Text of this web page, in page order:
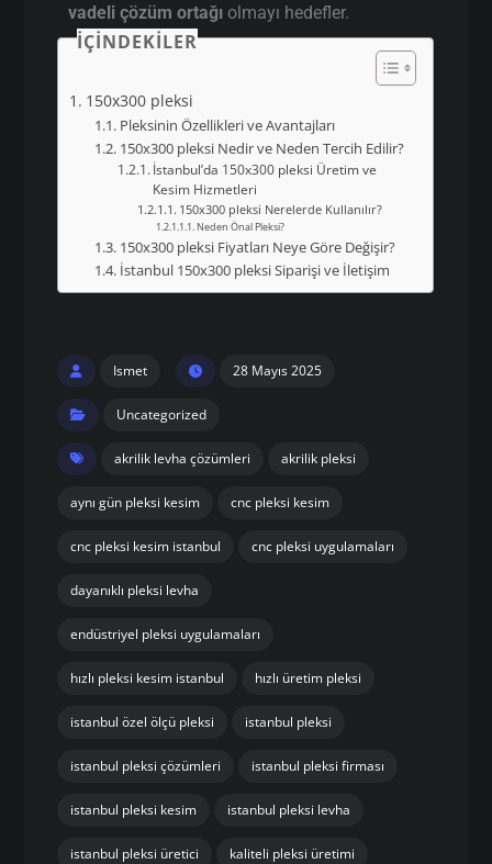
vadeli çözüm ortağı olmayı hedefler.
İÇINDEKILER
150x300 pleksi
Pleksinin Özellikleri ve Avantajları
150x300 pleksi Nedir ve Neden Tercih Edilir?
İstanbul’da 150x300 pleksi Üretim ve
Kesim Hizmetleri
150x300 pleksi Nerelerde Kullanılır?
Neden Önal Pleksi?
150x300 pleksi Fiyatları Neye Göre Değişir?
İstanbul 150x300 pleksi Siparişi ve İletişim
Ismet 28 Mayıs 2025
Uncategorized
akrilik levha çözümleri akrilik pleksi
aynı gün pleksi kesim cnc pleksi kesim
cnc pleksi kesim istanbul cnc pleksi uygulamaları
dayanıklı pleksi levha
endüstriyel pleksi uygulamaları
hızlı pleksi kesim istanbul hızlı üretim pleksi
istanbul özel ölçü pleksi istanbul pleksi
istanbul pleksi çözümleri istanbul pleksi firması
istanbul pleksi kesim istanbul pleksi levha
istanbul pleksi üretici kaliteli pleksi üretimi